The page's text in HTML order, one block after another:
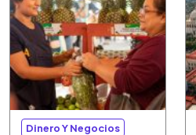
Dinero Y Negocios